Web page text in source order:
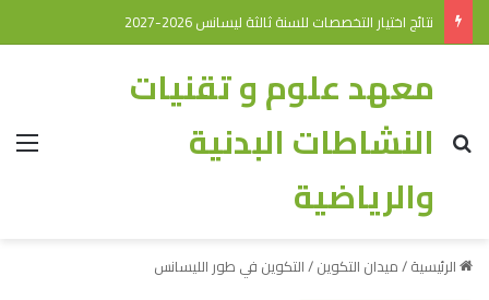
نتائج اختيار التخصصات للسنة ثالثة ليسانس 2026-2027
معهد علوم و تقنيات
النشاطات البدنية
والرياضية
الرئيسية/ميدان التكوين/التكوين في طور الليسانس